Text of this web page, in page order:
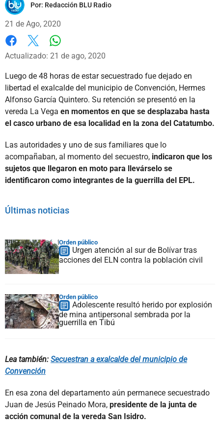
Por: Redacción BLU Radio
21 de Ago, 2020
Facebook
X
Actualizado: 21 de ago, 2020
Luego de 48 horas de estar secuestrado fue dejado en
libertad el exalcalde del municipio de Convención, Hermes
Alfonso García Quintero. Su retención se presentó en la
vereda La Vega en momentos en que se desplazaba hasta
el casco urbano de esa localidad en la zona del Catatumbo.
Las autoridades y uno de sus familiares que lo
acompañaban, al momento del secuestro, indicaron que los
sujetos que llegaron en moto para llevárselo se
identificaron como integrantes de la guerrilla del EPL.
Últimas noticias
Orden público
Urgen atención al sur de Bolívar tras
acciones del ELN contra la población civil
Orden público
Adolescente resultó herido por explosión
de mina antipersonal sembrada por la
guerrilla en Tibú
Lea también: Secuestran a exalcalde del municipio de
Convención
En esa zona del departamento aún permanece secuestrado
Juan de Jesús Peinado Mora, presidente de la junta de
acción comunal de la vereda San Isidro.